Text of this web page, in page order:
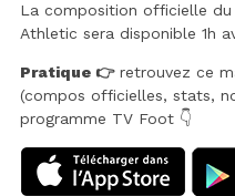
La composition officielle du
Athletic sera disponible 1h
Pratique 👉retrouvez ce
(compos officielles, stats,
programme TV Foot 👇